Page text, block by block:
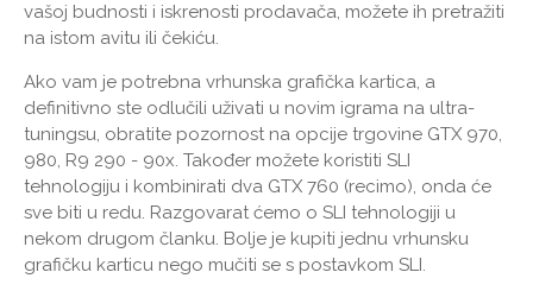
vašoj budnosti i iskrenosti prodavača, možete ih pretražiti
na istom avitu ili čekiću.
Ako vam je potrebna vrhunska grafička kartica, a
definitivno ste odlučili uživati ​​u novim igrama na ultra-
tuningsu, obratite pozornost na opcije trgovine GTX 970,
980, R9 290 - 90x. Također možete koristiti SLI
tehnologiju i kombinirati dva GTX 760 (recimo), onda će
sve biti u redu. Razgovarat ćemo o SLI tehnologiji u
nekom drugom članku. Bolje je kupiti jednu vrhunsku
grafičku karticu nego mučiti se s postavkom SLI.